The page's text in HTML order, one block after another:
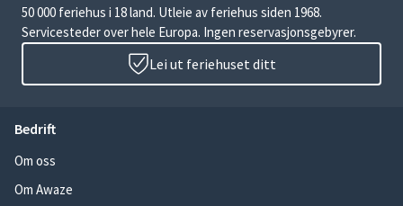
50 000 feriehus i 18 land. Utleie av feriehus siden 1968.
Servicesteder over hele Europa. Ingen reservasjonsgebyrer.
Lei ut feriehuset ditt
Bedrift
Om oss
Om Awaze